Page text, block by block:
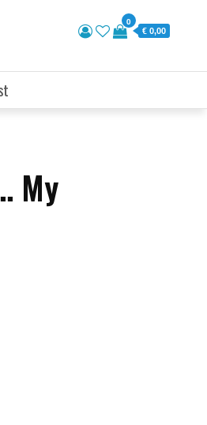
0
€ 0,00
My